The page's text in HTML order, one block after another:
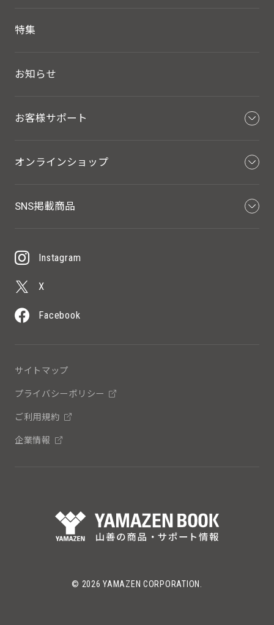
特集
お知らせ
お客様サポート
オンラインショップ
SNS掲載商品
Instagram
X
Facebook
サイトマップ
プライバシーポリシー
ご利用規約
企業情報
© 2026 YAMAZEN CORPORATION.